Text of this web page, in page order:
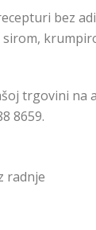
bez
trgovini na
8659.